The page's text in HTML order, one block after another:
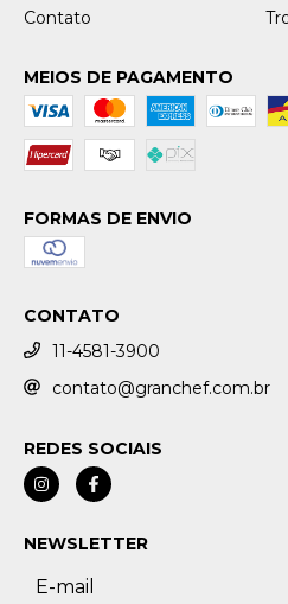
Contato
MEIOS DE PAGAMENTO
FORMAS DE ENVIO
CONTATO
11-4581-3900
contato@granchef.com.br
REDES SOCIAIS
NEWSLETTER